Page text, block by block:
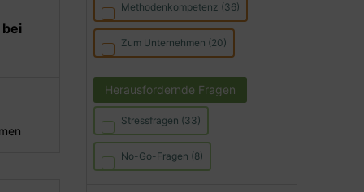
Methodenkompetenz (36)
Zum Unternehmen (20)
Herausfordernde Fragen
Stressfragen (33)
No-Go-Fragen (8)